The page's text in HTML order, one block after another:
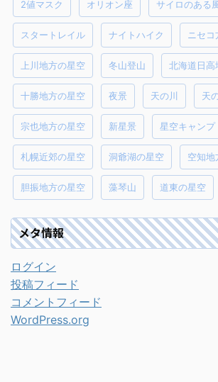
2値マスク オリオン座 サイロのある
スタートレイル ナイトハイク ニセコ
上川地方の星空 冬山登山 北海道日高
十勝地方の星空 夜景 天の川 天
宗也地方の星空 新星景 星空キャンプ
札幌近郊の星空 洞爺湖の星空 空知地
胆振地方の星空 藻琴山 道東の星空
メタ情報
ログイン
投稿フィード
コメントフィード
WordPress.org